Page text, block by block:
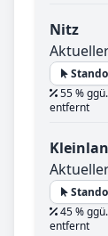
Nitz
55 %
entfernt
45 %
entfernt